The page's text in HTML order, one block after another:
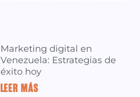
Marketing digital en
Venezuela: Estrategias de
éxito hoy
LEER MÁS »